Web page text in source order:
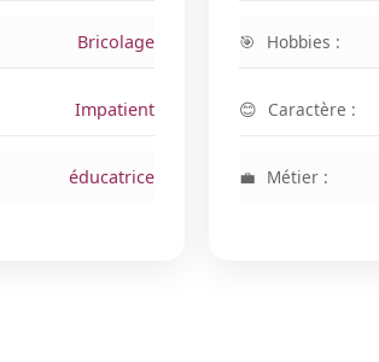
Bricolage
Impatient
éducatrice
Hobbies :
Caractère :
Métier :